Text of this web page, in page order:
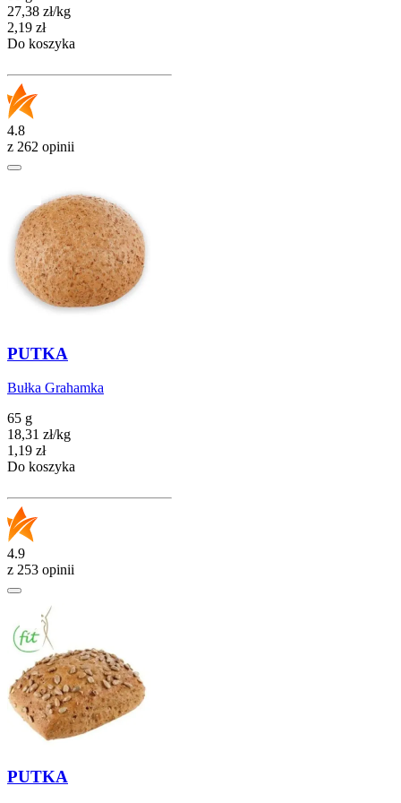
27,38 zł/kg
Cena
2,19 zł
Do koszyka
4.8
z 262 opinii
PUTKA
Bułka Grahamka
65 g
18,31 zł/kg
Cena
1,19 zł
Do koszyka
4.9
z 253 opinii
PUTKA